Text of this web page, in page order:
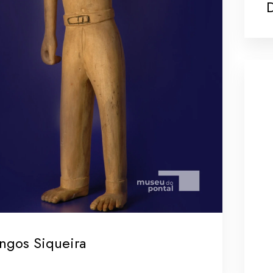
Siqueira